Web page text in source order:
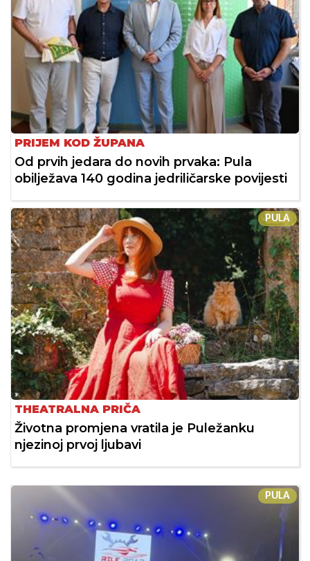
PRIJEM KOD ŽUPANA
Od prvih jedara do novih prvaka: Pula
obilježava 140 godina jedriličarske povijesti
PULA
THEATRALNA PRIČA
Životna promjena vratila je Puležanku
njezinoj prvoj ljubavi
PULA